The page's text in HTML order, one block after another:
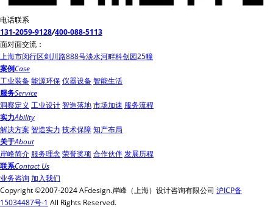
电话联系
131-2059-9128/400-088-5113
面对面交流：
上海市闵行区剑川路888号淡水河畔科创园25幢
案例Case
工业装备能源环保仪器设备智能生活
服务Service
洞察定义 工业设计智造落地市场加速 服务流程
实力Ability
解决方案 智造实力 技术保障知产布局
关于About
岸峰简介 服务理念荣誉奖项合作伙伴发展历程
联系Contact Us
业务咨询 加入我们
Copyright ©2007-2024 AFdesign.岸峰（上海）设计咨询有限公司 沪ICP备
15034487号-1 All Rights Reserved.